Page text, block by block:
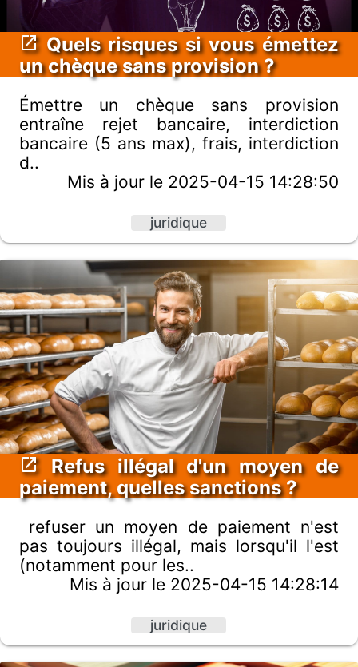
Quels risques si vous émettez
un chèque sans provision ?
Émettre un chèque sans provision
entraîne rejet bancaire, interdiction
bancaire (5 ans max), frais, interdiction
d..
Mis à jour le 2025-04-15 14:28:50
juridique
Refus illégal d'un moyen de
paiement, quelles sanctions ?
refuser un moyen de paiement n'est
pas toujours illégal, mais lorsqu'il l'est
(notamment pour les..
Mis à jour le 2025-04-15 14:28:14
juridique